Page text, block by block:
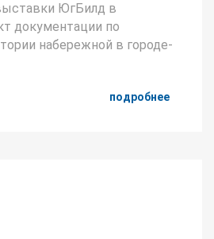
ЮгБилд в
документации по
набережной в городе-
подробнее